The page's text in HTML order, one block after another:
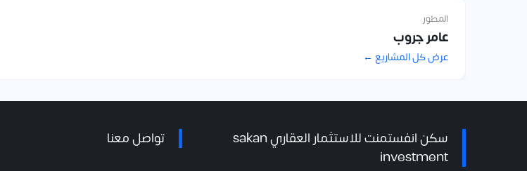
المطور
عامر جروب
عرض كل المشاريع ←
سكن انفستمنت للاستثمار العقاري sakan
investment
تواصل معنا